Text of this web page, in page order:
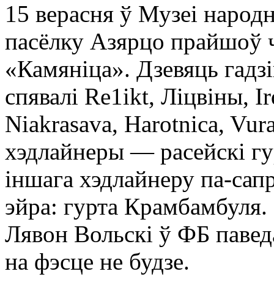
15 верасня ў Музеі
пасёлку Азярцо прайшоў
«Камяніца». Дзевяць
спявалі Re1ikt, Ліцвіны,
Niakrasava, Harotnica,
хэдлайнеры — расейскі
іншага хэдлайнеру па-
эйра: гурта
Лявон Вольскі ў ФБ
на фэсце не будзе.